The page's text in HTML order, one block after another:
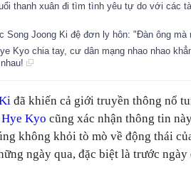
thanh xuân đi tìm tình yêu tự do với các
Song Joong Ki đệ đơn ly hôn: "Đàn ông mà
Kyo chia tay, cư dân mạng nhao nhao
đã khiến cả giới truyền thông nổ
Hye Kyo cũng xác nhận thông tin
không khỏi tò mò về động thái
ngày qua, đặc biệt là trước